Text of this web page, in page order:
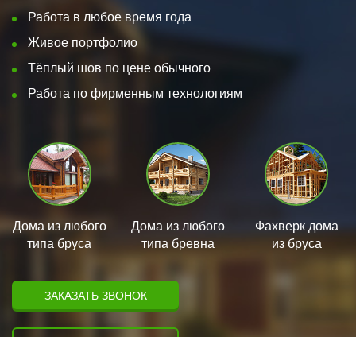
Работа в любое время года
Живое портфолио
Тёплый шов по цене обычного
Работа по фирменным технологиям
Дома из любого
типа бруса
Дома из любого
типа бревна
Фахверк дома
из бруса
ЗАКАЗАТЬ ЗВОНОК